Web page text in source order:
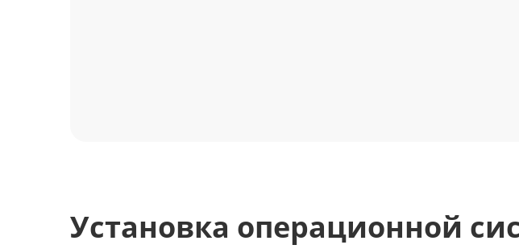
Установка операционной